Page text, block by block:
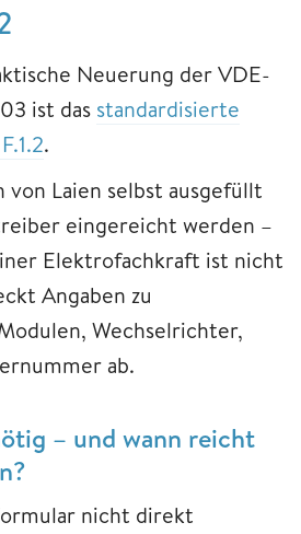
Neuerung der VDE-
ist das standardisierte
.
von Laien selbst ausgefüllt
eingereicht werden –
Elektrofachkraft ist nicht
Angaben zu
Wechselrichter,
ab.
– und wann reicht
nicht direkt